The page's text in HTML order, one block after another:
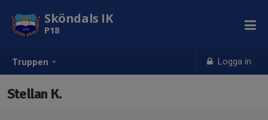
Truppen Logga in
Sköndals IK
P18
Stellan K.